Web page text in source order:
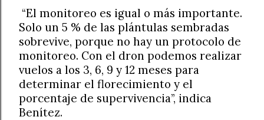
“El monitoreo es igual o más importante.
Solo un 5 % de las plántulas sembradas
sobrevive, porque no hay un protocolo de
monitoreo. Con el dron podemos realizar
vuelos a los 3, 6, 9 y 12 meses para
determinar el florecimiento y el
porcentaje de supervivencia”, indica
Benítez.